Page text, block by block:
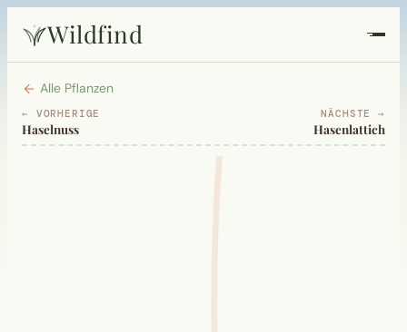
Wildfind
Startseite
Pflanzen
Alle Pflanzen
← VORHERIGE
Haselnuss
NÄCHSTE →
Hasenlattich